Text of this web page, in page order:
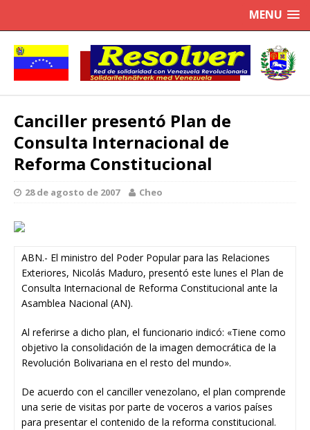
MENU
Canciller presentó Plan de
Consulta Internacional de
Reforma Constitucional
28 de agosto de 2007 Cheo
ABN.- El ministro del Poder Popular para las Relaciones
Exteriores, Nicolás Maduro, presentó este lunes el Plan de
Consulta Internacional de Reforma Constitucional ante la
Asamblea Nacional (AN).
Al referirse a dicho plan, el funcionario indicó: «Tiene como
objetivo la consolidación de la imagen democrática de la
Revolución Bolivariana en el resto del mundo».
De acuerdo con el canciller venezolano, el plan comprende
una serie de visitas por parte de voceros a varios países
para presentar el contenido de la reforma constitucional.